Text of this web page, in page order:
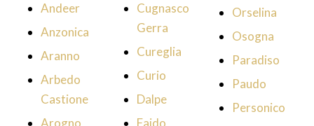
Andeer
Anzonica
Aranno
Arbedo
Castione
Cugnasco
Gerra
Cureglia
Curio
Dalpe
Orselina
Osogna
Paradiso
Paudo
Personico